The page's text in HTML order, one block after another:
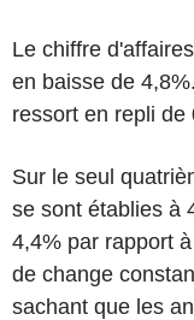
Le chiffre
en baisse de
ressort en repli de
Sur le seul
se sont établies à
4,4% par rapport
de change
sachant que les